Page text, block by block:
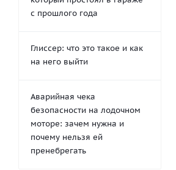
с прошлого года
Глиссер: что это такое и как
на него выйти
Аварийная чека
безопасности на лодочном
моторе: зачем нужна и
почему нельзя ей
пренебрегать